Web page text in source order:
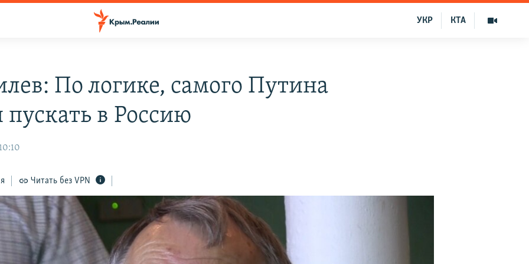
КТА
УКР
По логике, самого Путина
пускать в Россию
Читать без VPN